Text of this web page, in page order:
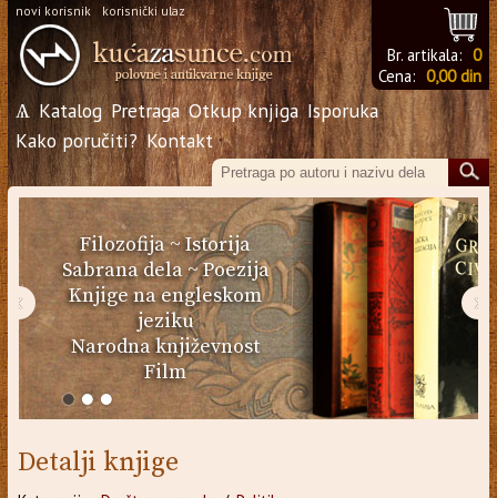
novi korisnik korisnički ulaz
Br. artikala: 0
Cena: 0,00 din
Ѧ Katalog Pretraga Otkup knjiga Isporuka
Kako poručiti? Kontakt
Filozofija~Istorija
Sabrana dela~Poezija
Knjige na engleskom
jeziku
Narodna književnost
Film
‹ ›
Detalji knjige